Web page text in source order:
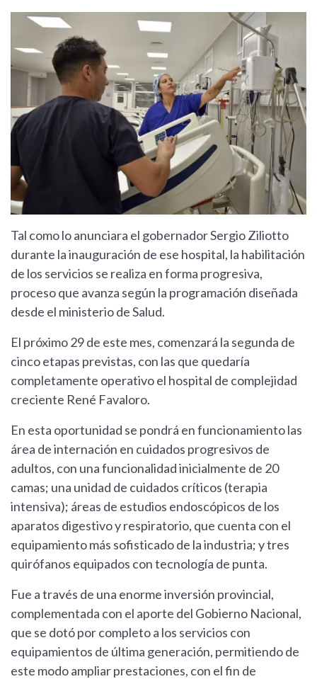
Tal como lo anunciara el gobernador Sergio Ziliotto
durante la inauguración de ese hospital, la habilitación
de los servicios se realiza en forma progresiva,
proceso que avanza según la programación diseñada
desde el ministerio de Salud.
El próximo 29 de este mes, comenzará la segunda de
cinco etapas previstas, con las que quedaría
completamente operativo el hospital de complejidad
creciente René Favaloro.
En esta oportunidad se pondrá en funcionamiento las
área de internación en cuidados progresivos de
adultos, con una funcionalidad inicialmente de 20
camas; una unidad de cuidados críticos (terapia
intensiva); áreas de estudios endoscópicos de los
aparatos digestivo y respiratorio, que cuenta con el
equipamiento más sofisticado de la industria; y tres
quirófanos equipados con tecnología de punta.
Fue a través de una enorme inversión provincial,
complementada con el aporte del Gobierno Nacional,
que se dotó por completo a los servicios con
equipamientos de última generación, permitiendo de
este modo ampliar prestaciones, con el fin de